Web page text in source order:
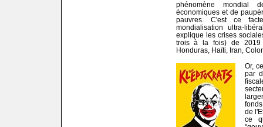
phénomène mondial
économiques et de
pauvres. C'est ce
mondialisation ultra-
explique les crises
trois à la fois) de 2019
Honduras, Haïti, Iran,
Or,
par
de
ce